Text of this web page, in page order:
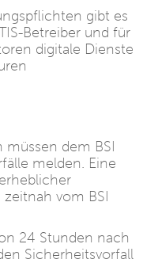
gibt es
Betreiber und für
digitale Dienste
dem BSI
melden. Eine
vom BSI
24 Stunden nach
Sicherheitsvorfall